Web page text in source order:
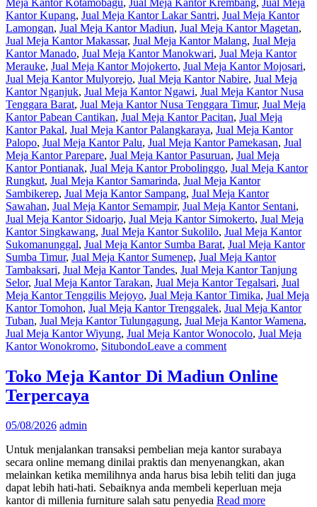
Meja Kantor Kotamobagu, Jual Meja Kantor Krembang, Jual Meja
Kantor Kupang, Jual Meja Kantor Lakar Santri, Jual Meja Kantor
Lamongan, Jual Meja Kantor Madiun, Jual Meja Kantor Magetan,
Jual Meja Kantor Makassar, Jual Meja Kantor Malang, Jual Meja
Kantor Manado, Jual Meja Kantor Manokwari, Jual Meja Kantor
Merauke, Jual Meja Kantor Mojokerto, Jual Meja Kantor Mojosari,
Jual Meja Kantor Mulyorejo, Jual Meja Kantor Nabire, Jual Meja
Kantor Nganjuk, Jual Meja Kantor Ngawi, Jual Meja Kantor Nusa
Tenggara Barat, Jual Meja Kantor Nusa Tenggara Timur, Jual Meja
Kantor Pabean Cantikan, Jual Meja Kantor Pacitan, Jual Meja
Kantor Pakal, Jual Meja Kantor Palangkaraya, Jual Meja Kantor
Palopo, Jual Meja Kantor Palu, Jual Meja Kantor Pamekasan, Jual
Meja Kantor Parepare, Jual Meja Kantor Pasuruan, Jual Meja
Kantor Pontianak, Jual Meja Kantor Probolinggo, Jual Meja Kantor
Rungkut, Jual Meja Kantor Samarinda, Jual Meja Kantor
Sambikerep, Jual Meja Kantor Sampang, Jual Meja Kantor
Sawahan, Jual Meja Kantor Semampir, Jual Meja Kantor Sentani,
Jual Meja Kantor Sidoarjo, Jual Meja Kantor Simokerto, Jual Meja
Kantor Singkawang, Jual Meja Kantor Sukolilo, Jual Meja Kantor
Sukomanunggal, Jual Meja Kantor Sumba Barat, Jual Meja Kantor
Sumba Timur, Jual Meja Kantor Sumenep, Jual Meja Kantor
Tambaksari, Jual Meja Kantor Tandes, Jual Meja Kantor Tanjung
Selor, Jual Meja Kantor Tarakan, Jual Meja Kantor Tegalsari, Jual
Meja Kantor Tenggilis Mejoyo, Jual Meja Kantor Timika, Jual Meja
Kantor Tomohon, Jual Meja Kantor Trenggalek, Jual Meja Kantor
Tuban, Jual Meja Kantor Tulungagung, Jual Meja Kantor Wamena,
Jual Meja Kantor Wiyung, Jual Meja Kantor Wonocolo, Jual Meja
Kantor Wonokromo, SitubondoLeave a comment
Toko Meja Kantor Di Madiun Online
Terpercaya
05/08/2026 admin
Untuk menjalankan transaksi pembelian meja kantor surabaya
secara online memang dinilai praktis dan menyenangkan, akan
melainkan ketika memilihnya anda harus bisa lebih teliti dan juga
dapat lebih hati-hati. Sebaiknya anda membeli keperluan meja
kantor di millenia furniture salah satu penyedia Read more